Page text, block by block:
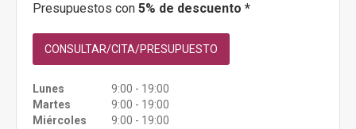
Presupuestos con 5% de descuento *
CONSULTAR/CITA/PRESUPUESTO
Lunes
9:00 - 19:00
Martes
9:00 - 19:00
Miércoles
9:00 - 19:00